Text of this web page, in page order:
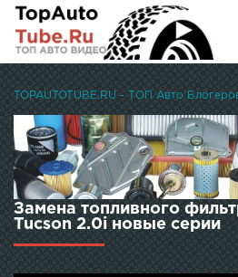
Замена топливного
Tucson 2.0i новые серии